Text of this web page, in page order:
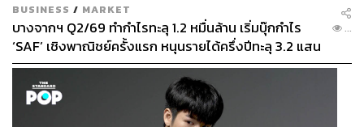
BUSINESS / MARKET
บางจากฯ Q2/69 ทำกำไรทะลุ 1.2 หมื่นล้าน เริ่มบุ๊กกำไร
‘SAF’ เชิงพาณิชย์ครั้งแรก หนุนรายได้ครึ่งปีทะลุ 3.2 แสน
ล้าน
...